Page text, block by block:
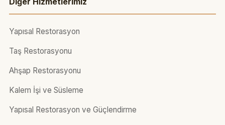
Yapısal Restorasyon
Taş Restorasyonu
Ahşap Restorasyonu
Kalem İşi ve Süsleme
Yapısal Restorasyon ve Güçlendirme